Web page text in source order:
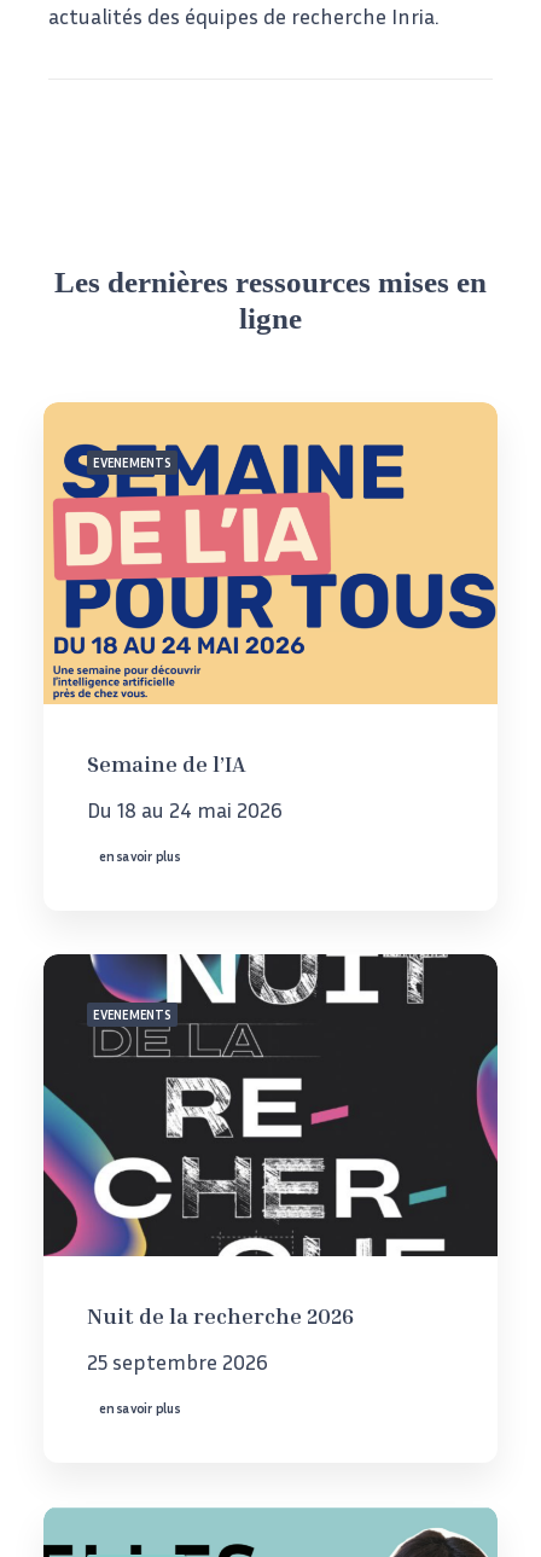
actualités des équipes de recherche Inria.
Les dernières ressources mises en
ligne
EVENEMENTS
Semaine de l’IA
Du 18 au 24 mai 2026
en savoir plus
EVENEMENTS
Nuit de la recherche 2026
25 septembre 2026
en savoir plus